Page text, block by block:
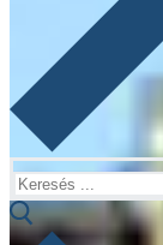
Keresése: